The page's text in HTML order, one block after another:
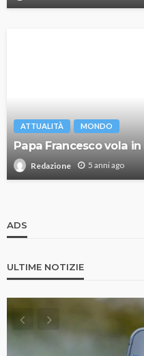
ATTUALITÀ MONDO
Papa Francesco vola
Redazione 5 anni ago
ADS
ULTIME NOTIZIE